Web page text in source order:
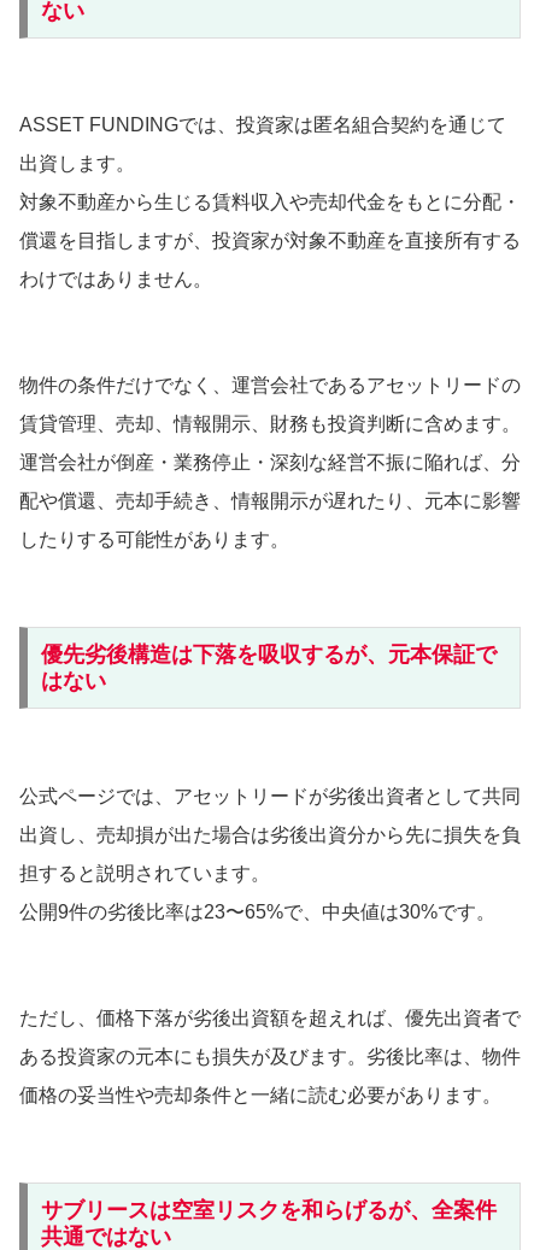
ない
ASSET FUNDINGでは、投資家は匿名組合契約を通じて
出資します。
対象不動産から生じる賃料収入や売却代金をもとに分配・
償還を目指しますが、投資家が対象不動産を直接所有する
わけではありません。
物件の条件だけでなく、運営会社であるアセットリードの
賃貸管理、売却、情報開示、財務も投資判断に含めます。
運営会社が倒産・業務停止・深刻な経営不振に陥れば、分
配や償還、売却手続き、情報開示が遅れたり、元本に影響
したりする可能性があります。
優先劣後構造は下落を吸収するが、元本保証で
はない
公式ページでは、アセットリードが劣後出資者として共同
出資し、売却損が出た場合は劣後出資分から先に損失を負
担すると説明されています。
公開9件の劣後比率は23〜65%で、中央値は30%です。
ただし、価格下落が劣後出資額を超えれば、優先出資者で
ある投資家の元本にも損失が及びます。劣後比率は、物件
価格の妥当性や売却条件と一緒に読む必要があります。
サブリースは空室リスクを和らげるが、全案件
共通ではない